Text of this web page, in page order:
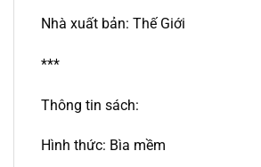
Nhà xuất bản: Thế Giới
***
Thông tin sách:
Hình thức: Bìa mềm